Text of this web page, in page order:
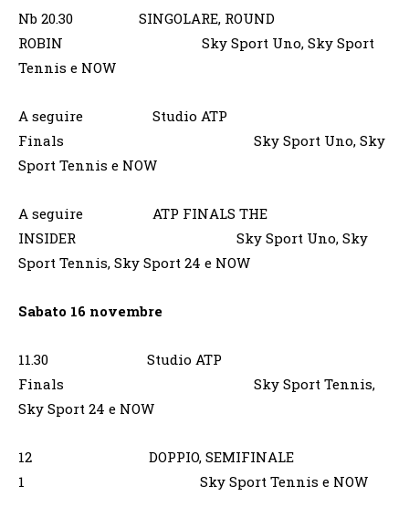
Nb 20.30 SINGOLARE, ROUND
ROBIN Sky Sport Uno, Sky Sport
Tennis e NOW
A seguire Studio ATP
Finals Sky Sport Uno, Sky
Sport Tennis e NOW
A seguire ATP FINALS THE
INSIDER Sky Sport Uno, Sky
Sport Tennis, Sky Sport 24 e NOW
Sabato 16 novembre
11.30 Studio ATP
Finals Sky Sport Tennis,
Sky Sport 24 e NOW
12 DOPPIO, SEMIFINALE
1 Sky Sport Tennis e NOW